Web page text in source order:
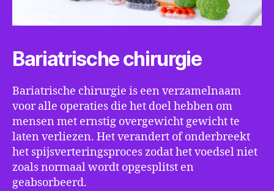
Bariatrische chirurgie
Bariatrische chirurgie is een verzamelnaam
voor alle operaties die het doel hebben om
mensen met ernstig overgewicht gewicht te
laten verliezen. Het verandert of onderbreekt
het spijsverteringsproces zodat het voedsel niet
zoals normaal wordt opgesplitst en
geabsorbeerd.